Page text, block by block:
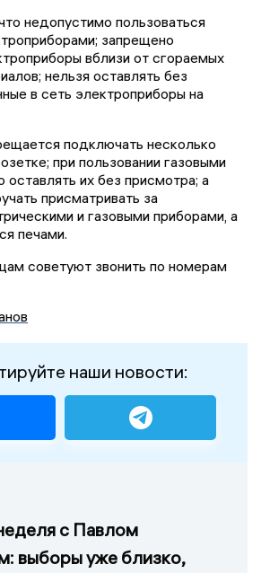
недопустимо пользоваться
запрещено
вблизи от сгораемых
нельзя оставлять без
в сеть электроприборы на
подключать несколько
при пользовании газовыми
оставлять их без присмотра; а
присматривать за
и газовыми приборами, а
печами.
советуют звонить по номерам
наши новости:
с Павлом
выборы уже близко,